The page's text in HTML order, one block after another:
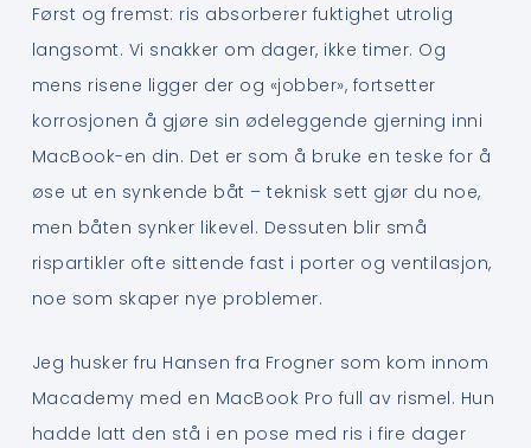
Først og fremst: ris absorberer fuktighet utrolig
langsomt. Vi snakker om dager, ikke timer. Og
mens risene ligger der og «jobber», fortsetter
korrosjonen å gjøre sin ødeleggende gjerning inni
MacBook-en din. Det er som å bruke en teske for å
øse ut en synkende båt – teknisk sett gjør du noe,
men båten synker likevel. Dessuten blir små
rispartikler ofte sittende fast i porter og ventilasjon,
noe som skaper nye problemer.
Jeg husker fru Hansen fra Frogner som kom innom
Macademy med en MacBook Pro full av rismel. Hun
hadde latt den stå i en pose med ris i fire dager